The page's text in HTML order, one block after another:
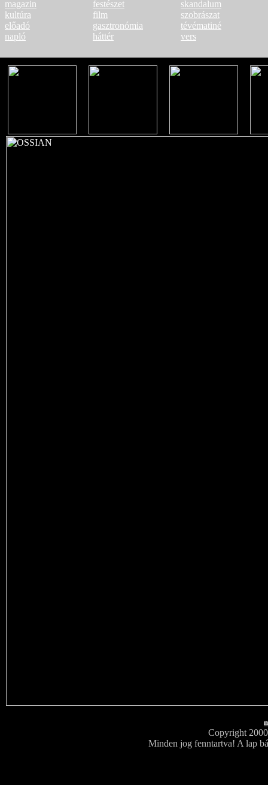
magazin
kultúra
előadó
napló
festészet
film
gasztronómia
háttér
skandalum
szobrászat
tévématiné
vers
Copyright
Minden jog fenntartva! A lap